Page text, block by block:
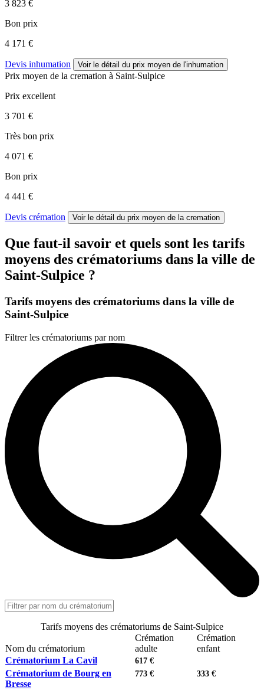
3 823 €
Bon prix
4 171 €
Devis inhumation Voir le détail du prix moyen de l'inhumation
Prix moyen de la cremation à Saint-Sulpice
Prix excellent
3 701 €
Très bon prix
4 071 €
Bon prix
4 441 €
Devis crémation Voir le détail du prix moyen de la cremation
Que faut-il savoir et quels sont les tarifs
moyens des crématoriums dans la ville de
Saint-Sulpice ?
Tarifs moyens des crématoriums dans la ville de
Saint-Sulpice
Filtrer les crématoriums par nom
Tarifs moyens des crématoriums de Saint-Sulpice
Nom du crématorium
Crémation
adulte
Crémation
enfant
Crématorium La Cavil
617 €
Crématorium de Bourg en
Bresse
773 € 333 €